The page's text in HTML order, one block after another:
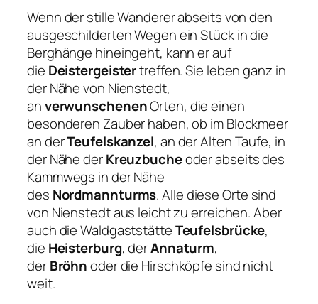
Wenn der stille Wanderer abseits von den
ausgeschilderten Wegen ein Stück in die
Berghänge hineingeht, kann er auf
die Deistergeistertreffen. Sie leben ganz in
der Nähe von Nienstedt,
anverwunschenenOrten, die einen
besonderen Zauber haben, ob im Blockmeer
an derTeufelskanzel, an der Alten Taufe, in
der Nähe derKreuzbucheoder abseits des
Kammwegs in der Nähe
des Nordmannturms. Alle diese Orte sind
von Nienstedt aus leicht zu erreichen. Aber
auch die WaldgaststätteTeufelsbrücke,
die Heisterburg, derAnnaturm,
derBröhnoder die Hirschköpfe sind nicht
weit.